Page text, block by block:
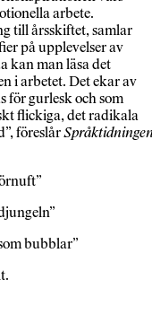
arbete.
till årsskiftet, samlar
på upplevelser av
kan man läsa det
i arbetet. Det ekar av
för gurlesk och som
flickiga, det radikala
föreslår
bubblar”